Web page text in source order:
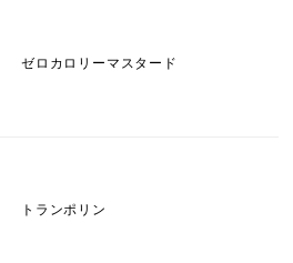
ゼロカロリーマスタード
トランポリン